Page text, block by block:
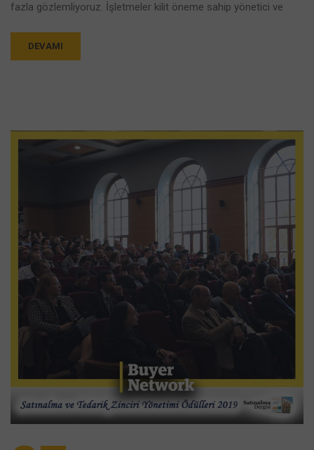
fazla gözlemliyoruz. İşletmeler kilit öneme sahip yönetici ve
DEVAMI